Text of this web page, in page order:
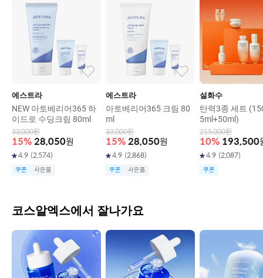
에스트라
NEW 아토베리어365 하
이드로 수딩크림 80ml
33,000원
15% 28,050원
4.9 (2,574)
쿠폰 사은품
에스트라
아토베리어365 크림 80
ml
33,000원
15% 28,050원
4.9 (2,868)
쿠폰 사은품
설화수
탄력3종 세트
5ml+50ml)
215,000원
10% 193,500
4.9 (2,087)
쿠폰
코스알엑스에서 잘나가요